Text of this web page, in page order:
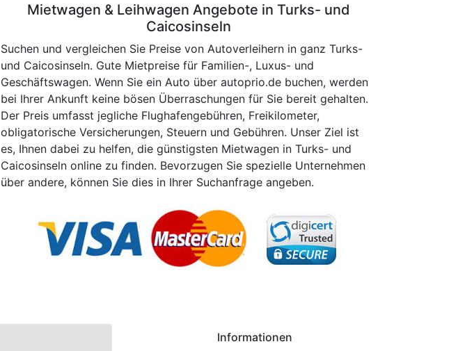
Mietwagen & Leihwagen Angebote in Turks- und
Caicosinseln
Suchen und vergleichen Sie Preise von Autoverleihern in ganz Turks-
und Caicosinseln. Gute Mietpreise für Familien-, Luxus- und
Geschäftswagen. Wenn Sie ein Auto über autoprio.de buchen, werden
bei Ihrer Ankunft keine bösen Überraschungen für Sie bereit gehalten.
Der Preis umfasst jegliche Flughafengebühren, Freikilometer,
obligatorische Versicherungen, Steuern und Gebühren. Unser Ziel ist
es, Ihnen dabei zu helfen, die günstigsten Mietwagen in Turks- und
Caicosinseln online zu finden. Bevorzugen Sie spezielle Unternehmen
über andere, können Sie dies in Ihrer Suchanfrage angeben.
Informationen